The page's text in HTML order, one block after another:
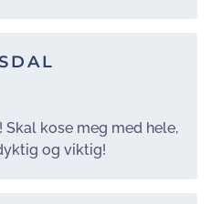
kose meg med hele,
og viktig!